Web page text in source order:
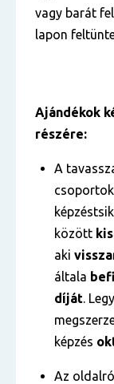
vagy barát
lapon
Ajándékok
részére:
A
csoportok
között
aki
általa
díját.
képzés
Az